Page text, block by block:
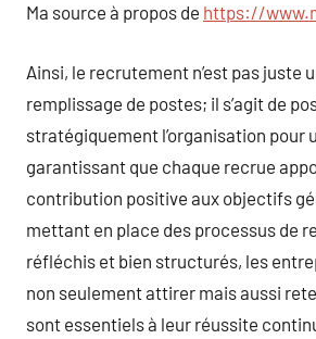
Ma source à propos de https://
Ainsi, le recrutement n’est pas juste
remplissage de postes; il s’agit de
stratégiquement l’organisation pour
garantissant que chaque recrue
contribution positive aux objectifs
mettant en place des processus de
réfléchis et bien structurés, les
non seulement attirer mais aussi
sont essentiels à leur réussite